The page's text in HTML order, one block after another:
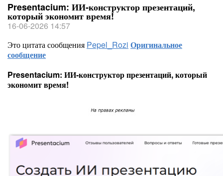
Presentacium: ИИ‑конструктор презентаций,
который экономит время!
16-06-2026 14:57
Это цитата сообщения Pepel_Rozi Оригинальное
сообщение
Presentacium: ИИ‑конструктор презентаций, который
экономит время!